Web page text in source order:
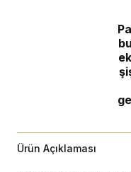
Ürün Açıklaması